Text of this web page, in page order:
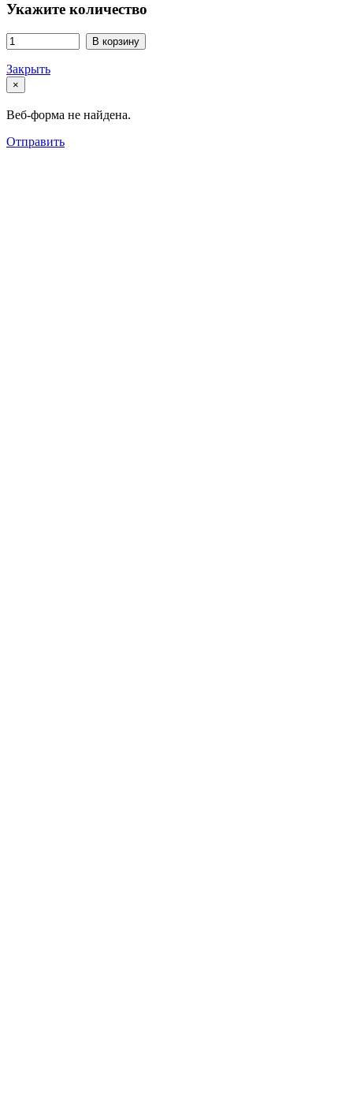
Укажите количество
В корзину
Закрыть
×
Веб-форма не найдена.
Отправить